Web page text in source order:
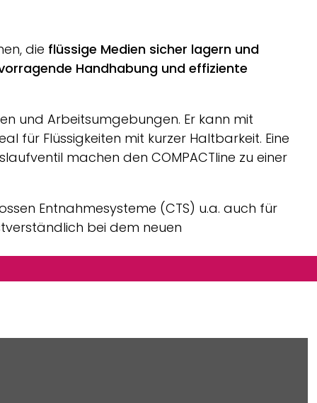
die flüssige Medien sicher lagern und
Handhabung und effiziente
und Arbeitsumgebungen. Er kann mit
für Flüssigkeiten mit kurzer Haltbarkeit. Eine
machen den COMPACTline zu einer
Entnahmesysteme (CTS) u.a. auch für
bei dem neuen